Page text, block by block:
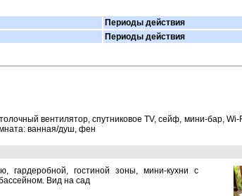
Периоды действия
Периоды действия
вентилятор, спутниковое TV, сейф, мини-бар, Wi-
ванная/душ, фен
гардеробной, гостиной зоны, мини-кухни с
Вид на сад